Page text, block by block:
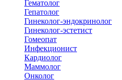
Гематолог
Гепатолог
Гинеколог-эндокринолог
Гинеколог-эстетист
Гомеопат
Инфекционист
Кардиолог
Маммолог
Онколог